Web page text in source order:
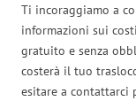
Ti incoraggiamo a
informazioni sui
gratuito e senza
costerà il tuo
esitare a contattarci